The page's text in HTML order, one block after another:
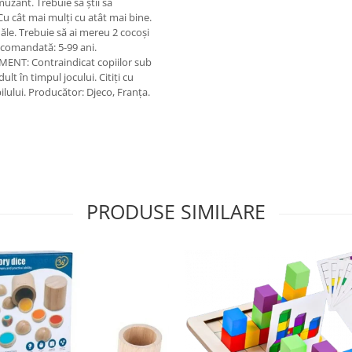
cât mai mulți cu atât mai bine.
Trebuie să ai mereu 2 cocoși
5-99 ani.
Contraindicat copiilor sub
în timpul jocului. Citiți cu
Producător: Djeco, Franța.
PRODUSE SIMILARE